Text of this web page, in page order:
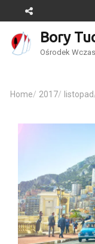
Bory
Ośrodek
Home/ 2017/ listopad